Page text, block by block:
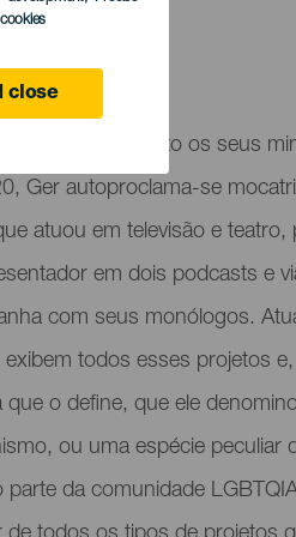
close
Depois de ter visto os seus
Ger autoproclama-se
atuou em televisão e teatro,
em dois podcasts e
com seus monólogos.
todos esses projetos e,
que o define, que ele
ou uma espécie peculiar
parte da comunidade